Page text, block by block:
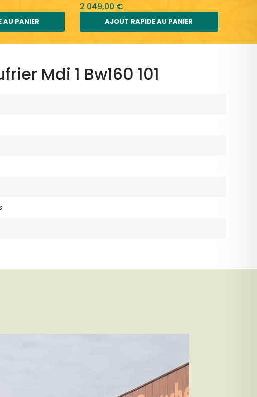
PANIER
2 049,00 €
AJOUT RAPIDE AU PANIER
Mdi 1 Bw160 101